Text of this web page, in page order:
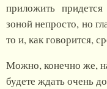
приложить
зоной непросто, но
то и, как говорится,
Можно, конечно же,
будете ждать очень